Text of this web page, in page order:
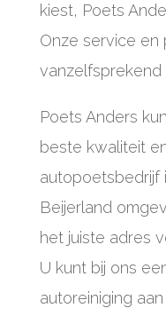
kiest, Poets
Onze service en
Poets Anders
beste kwaliteit
autopoetsbedrijf
Beijerland
het juiste adres
U kunt bij ons
autoreiniging